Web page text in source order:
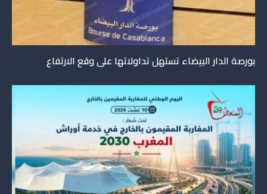
بورصة الدار البيضاء تستهل تداولاتها على وقع الارتفاع